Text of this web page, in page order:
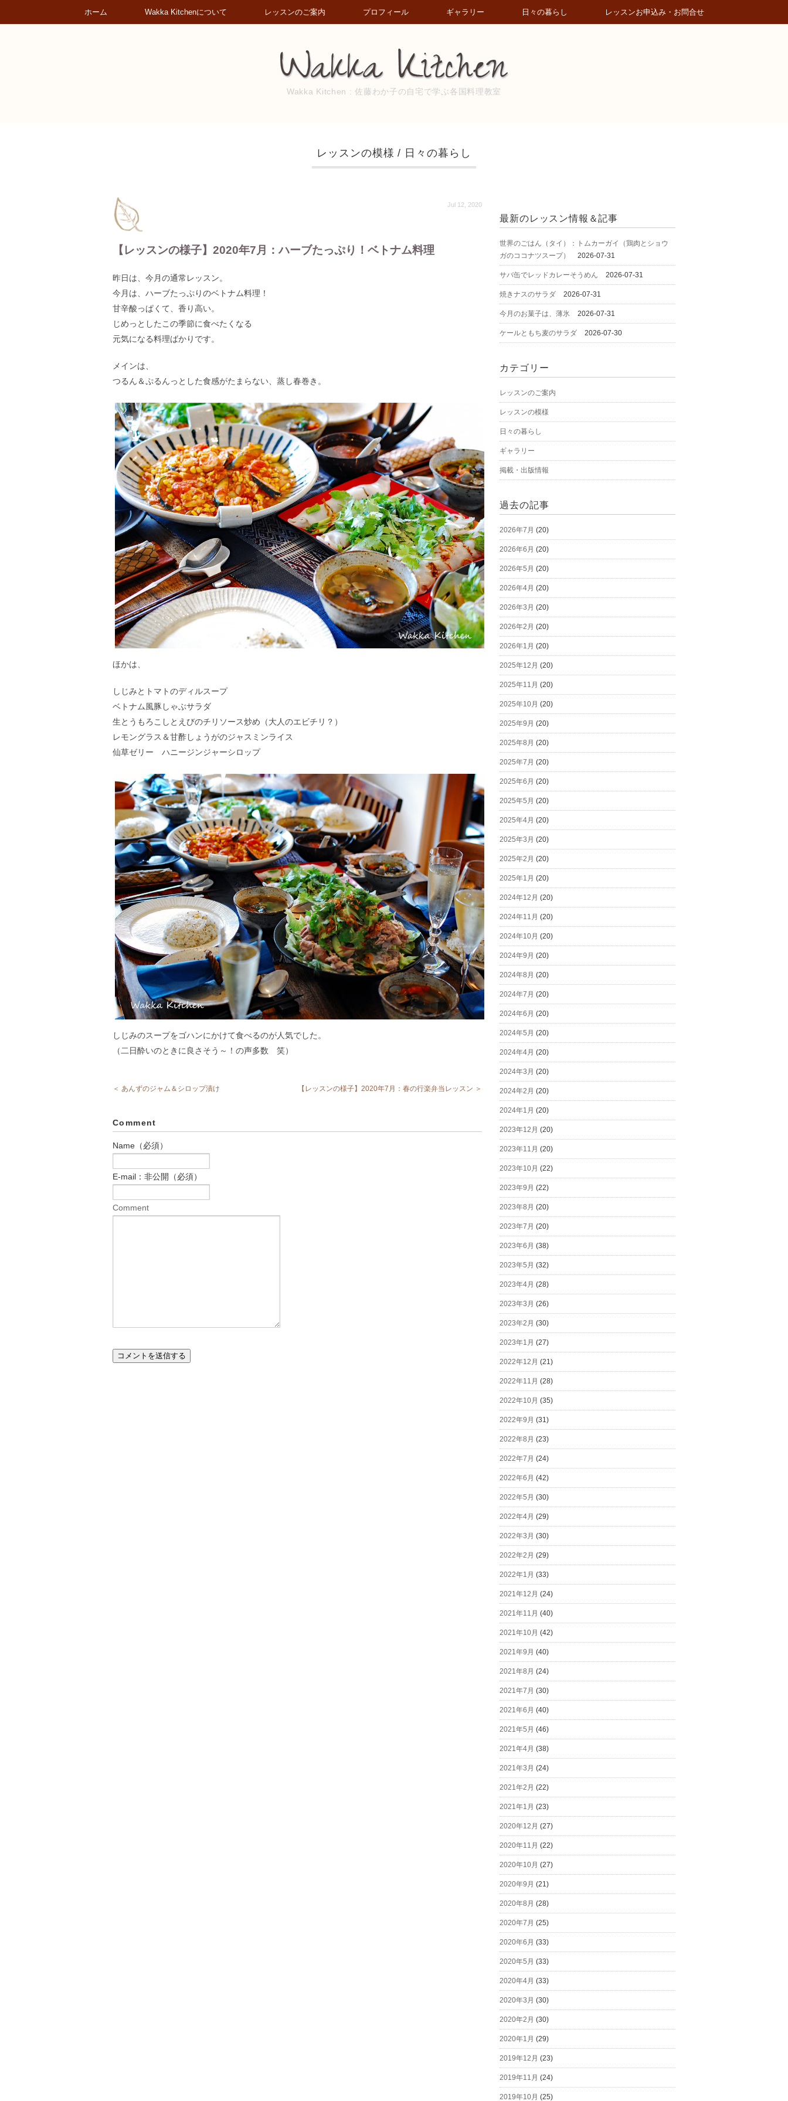
ホーム Wakka Kitchenについて レッスンのご案内 プロフィール ギャラリー 日々の暮らし レッスンお申込み・お問合せ
Wakka Kitchen : 佐藤わか子の自宅で学ぶ各国料理教室
レッスンの模様 / 日々の暮らし
Jul 12, 2020
【レッスンの様子】2020年7月：ハーブたっぷり！ベトナム料理
昨日は、今月の通常レッスン。
今月は、ハーブたっぷりのベトナム料理！
甘辛酸っぱくて、香り高い。
じめっとしたこの季節に食べたくなる
元気になる料理ばかりです。
メインは、
つるん＆ぷるんっとした食感がたまらない、蒸し春巻き。
ほかは、
しじみとトマトのディルスープ
ベトナム風豚しゃぶサラダ
生とうもろこしとえびのチリソース炒め（大人のエビチリ？）
レモングラス＆甘酢しょうがのジャスミンライス
仙草ゼリー ハニージンジャーシロップ
しじみのスープをゴハンにかけて食べるのが人気でした。
（二日酔いのときに良さそう～！の声多数 笑）
＜ あんずのジャム＆シロップ漬け 【レッスンの様子】2020年7月：春の行楽弁当レッスン ＞
Comment
Name（必須）
E-mail：非公開（必須）
Comment
最新のレッスン情報＆記事
世界のごはん（タイ）：トムカーガイ（鶏肉とショウ
ガのココナツスープ）
2026-07-31
サバ缶でレッドカレーそうめん 2026-07-31
焼きナスのサラダ 2026-07-31
今月のお菓子は、薄氷 2026-07-31
ケールともち麦のサラダ 2026-07-30
カテゴリー
レッスンのご案内
レッスンの模様
日々の暮らし
ギャラリー
掲載・出版情報
過去の記事
2026年7月 (20)
2026年6月 (20)
2026年5月 (20)
2026年4月 (20)
2026年3月 (20)
2026年2月 (20)
2026年1月 (20)
2025年12月 (20)
2025年11月 (20)
2025年10月 (20)
2025年9月 (20)
2025年8月 (20)
2025年7月 (20)
2025年6月 (20)
2025年5月 (20)
2025年4月 (20)
2025年3月 (20)
2025年2月 (20)
2025年1月 (20)
2024年12月 (20)
2024年11月 (20)
2024年10月 (20)
2024年9月 (20)
2024年8月 (20)
2024年7月 (20)
2024年6月 (20)
2024年5月 (20)
2024年4月 (20)
2024年3月 (20)
2024年2月 (20)
2024年1月 (20)
2023年12月 (20)
2023年11月 (20)
2023年10月 (22)
2023年9月 (22)
2023年8月 (20)
2023年7月 (20)
2023年6月 (38)
2023年5月 (32)
2023年4月 (28)
2023年3月 (26)
2023年2月 (30)
2023年1月 (27)
2022年12月 (21)
2022年11月 (28)
2022年10月 (35)
2022年9月 (31)
2022年8月 (23)
2022年7月 (24)
2022年6月 (42)
2022年5月 (30)
2022年4月 (29)
2022年3月 (30)
2022年2月 (29)
2022年1月 (33)
2021年12月 (24)
2021年11月 (40)
2021年10月 (42)
2021年9月 (40)
2021年8月 (24)
2021年7月 (30)
2021年6月 (40)
2021年5月 (46)
2021年4月 (38)
2021年3月 (24)
2021年2月 (22)
2021年1月 (23)
2020年12月 (27)
2020年11月 (22)
2020年10月 (27)
2020年9月 (21)
2020年8月 (28)
2020年7月 (25)
2020年6月 (33)
2020年5月 (33)
2020年4月 (33)
2020年3月 (30)
2020年2月 (30)
2020年1月 (29)
2019年12月 (23)
2019年11月 (24)
2019年10月 (25)